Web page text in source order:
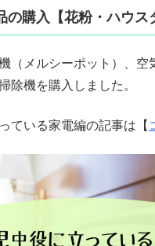
購入【花粉・ハウス
（メルシーポット）、空
除機を購入しました。
ている家電編の記事は【